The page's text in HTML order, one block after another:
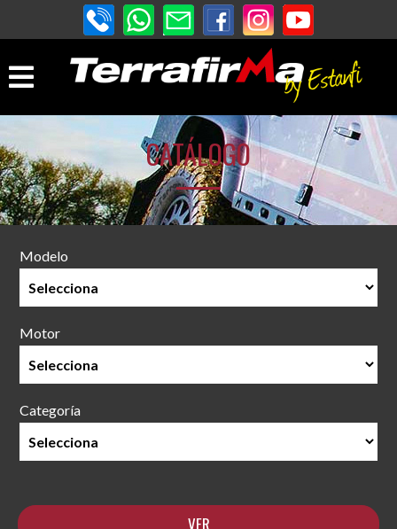
CATÁLOGO
Modelo
Motor
Categoría